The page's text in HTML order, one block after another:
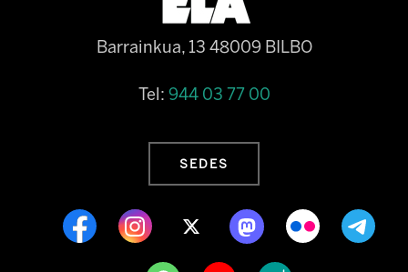
Barrainkua, 13 48009 BILBO
Tel: 944 03 77 00
SEDES